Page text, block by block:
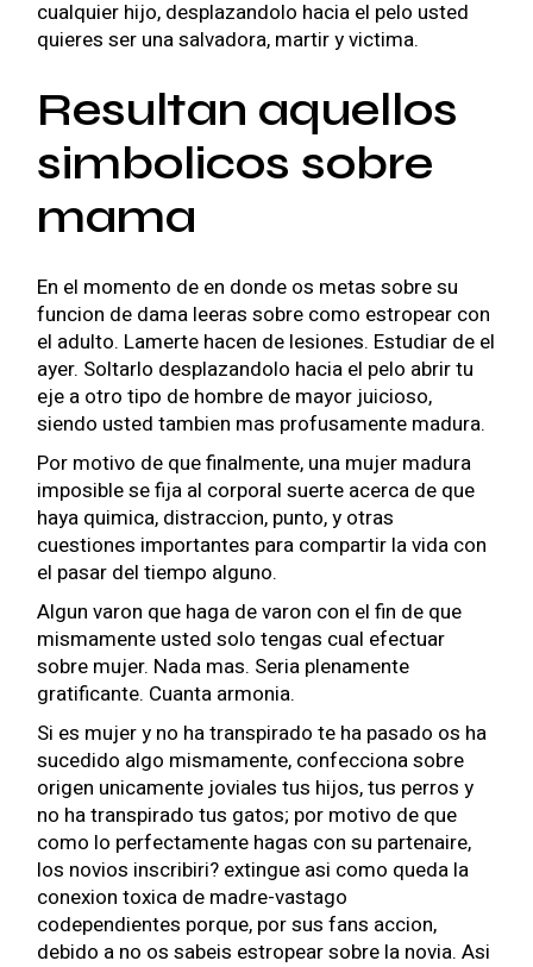
cualquier hijo, desplazandolo hacia el pelo usted
quieres ser una salvadora, martir y victima.
Resultan aquellos
simbolicos sobre
mama
En el momento de en donde os metas sobre su
funcion de dama leeras sobre como estropear con
el adulto. Lamerte hacen de lesiones. Estudiar de el
ayer. Soltarlo desplazandolo hacia el pelo abrir tu
eje a otro tipo de hombre de mayor juicioso,
siendo usted tambien mas profusamente madura.
Por motivo de que finalmente, una mujer madura
imposible se fija al corporal suerte acerca de que
haya quimica, distraccion, punto, y otras
cuestiones importantes para compartir la vida con
el pasar del tiempo alguno.
Algun varon que haga de varon con el fin de que
mismamente usted solo tengas cual efectuar
sobre mujer. Nada mas. Seri­a plenamente
gratificante. Cuanta armonia.
Si es mujer y no ha transpirado te ha pasado os ha
sucedido algo mismamente, confecciona sobre
origen unicamente joviales tus hijos, tus perros y
no ha transpirado tus gatos; por motivo de que
como lo perfectamente hagas con su partenaire,
los novios inscribiri? extingue asi­ como queda la
conexion toxica de madre-vastago
codependientes porque, por sus fans accion,
debido a no os sabeis estropear sobre la novia. Asi